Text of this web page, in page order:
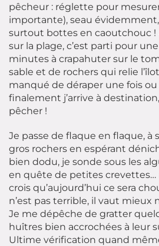
pêcheur : réglette pour
importante), seau
surtout bottes en caoutchouc !
sur la plage, c’est parti pour
minutes à crapahuter sur le
sable et de rochers qui relie l’îlot
manqué de déraper une fois
finalement j’arrive à
pêcher !
Je passe de flaque en flaque, à
gros rochers en espérant
bien dodu, je sonde sous les
en quête de petites crevettes…
crois qu’aujourd’hui ce sera
n’est pas terrible, il vaut mieux
Je me dépêche de gratter
huîtres bien accrochées à leur
Ultime vérification quand